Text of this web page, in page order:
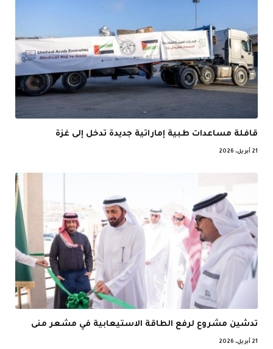
قافلة مساعدات طبية إماراتية جديدة تدخل إلى غزة
21 أبريل، 2026
تدشين مشروع لرفع الطاقة الاستيعابية في مشعر منى
21 أبريل، 2026